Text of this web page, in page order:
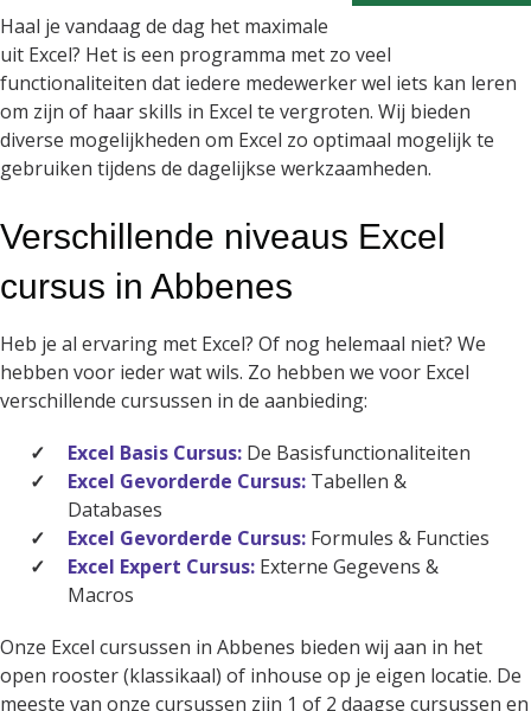
Haal je vandaag de dag het maximale
uit Excel? Het is een programma met zo veel
functionaliteiten dat iedere medewerker wel iets kan leren
om zijn of haar skills in Excel te vergroten. Wij bieden
diverse mogelijkheden om Excel zo optimaal mogelijk te
gebruiken tijdens de dagelijkse werkzaamheden.
Verschillende niveaus Excel
cursus in Abbenes
Heb je al ervaring met Excel? Of nog helemaal niet? We
hebben voor ieder wat wils. Zo hebben we voor Excel
verschillende cursussen in de aanbieding:
Excel Basis Cursus: De Basisfunctionaliteiten
Excel Gevorderde Cursus: Tabellen &
Databases
Excel Gevorderde Cursus: Formules & Functies
Excel Expert Cursus: Externe Gegevens &
Macros
Onze Excel cursussen in Abbenes bieden wij aan in het
open rooster (klassikaal) of inhouse op je eigen locatie. De
meeste van onze cursussen zijn 1 of 2 daagse cursussen en